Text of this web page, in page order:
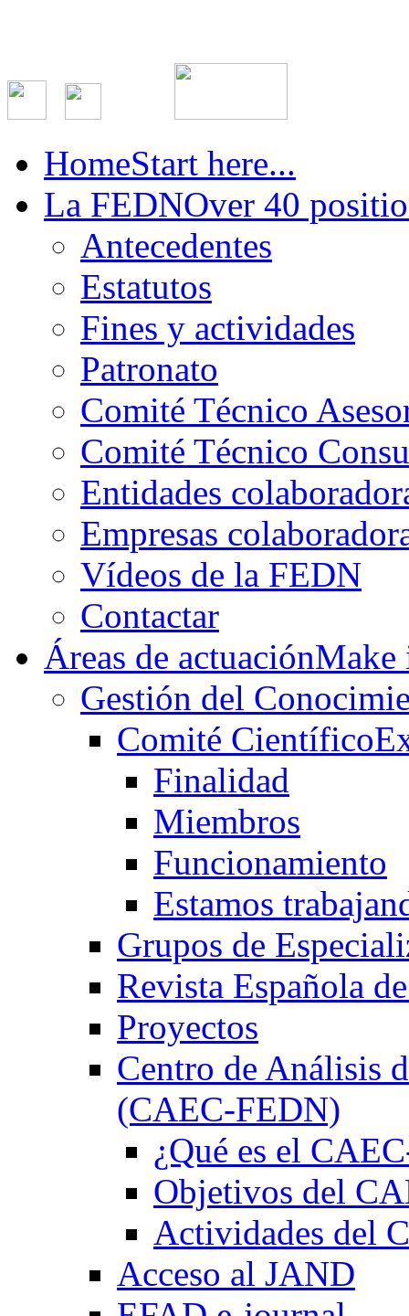
HomeStart here...
La FEDNOver 40
Antecedentes
Estatutos
Fines y actividades
Patronato
Comité Técnico
Comité Técnico
Entidades
Empresas
Vídeos de la FEDN
Contactar
Áreas de actuación
Gestión del
Comité Científico
Finalidad
Miembros
Funcionamiento
Estamos
Grupos de
Revista Española
Proyectos
Centro de Análisis
(CAEC-FEDN)
¿Qué es el
Objetivos del
Actividades del
Acceso al JAND